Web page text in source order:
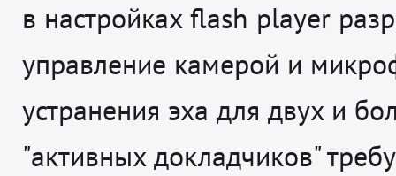
в настройках flash player
управление камерой и
устранения эха для двух и
"активных докладчиков"